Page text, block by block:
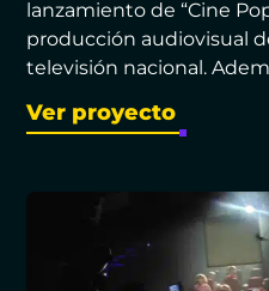
lanzamiento de “Cine
producción audiovisual
televisión nacional.
Ver proyecto